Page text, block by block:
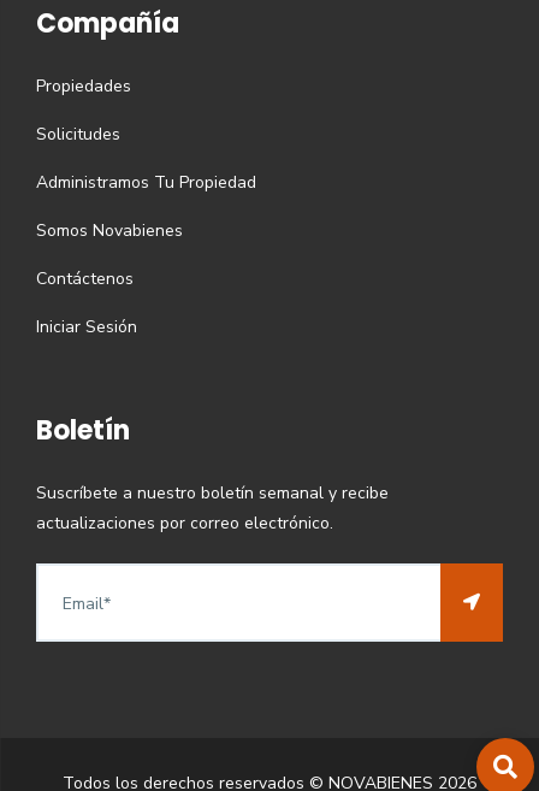
Compañía
Propiedades
Solicitudes
Administramos Tu Propiedad
Somos Novabienes
Contáctenos
Iniciar Sesión
Boletín
Suscríbete a nuestro boletín semanal y recibe
actualizaciones por correo electrónico.
Todos los derechos reservados © NOVABIENES 2026